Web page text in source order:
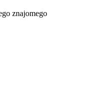
znajomego